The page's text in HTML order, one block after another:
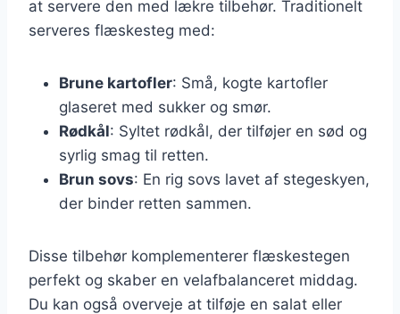
at servere den med lækre tilbehør. Traditionelt
serveres flæskesteg med:
Brune kartofler: Små, kogte kartofler
glaseret med sukker og smør.
Rødkål: Syltet rødkål, der tilføjer en sød og
syrlig smag til retten.
Brun sovs: En rig sovs lavet af stegeskyen,
der binder retten sammen.
Disse tilbehør komplementerer flæskestegen
perfekt og skaber en velafbalanceret middag.
Du kan også overveje at tilføje en salat eller